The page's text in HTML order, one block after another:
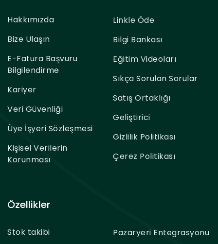
Hakkımızda
Bize Ulaşın
E-Fatura Başvuru
Bilgilendirme
Kariyer
Veri Güvenliği
Üye İşyeri Sözleşmesi
Kişisel Verilerin
Korunması
Linkle Öde
Bilgi Bankası
Eğitim Videoları
Sıkça Sorulan Sorular
Satış Ortaklığı
Geliştirici
Gizlilik Politikası
Çerez Politikası
Özellikler
Stok takibi
Pazaryeri Entegrasyonu